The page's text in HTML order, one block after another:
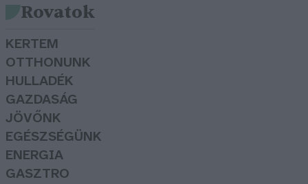
Rovatok
KERTEM
OTTHONUNK
HULLADÉK
GAZDASÁG
JÖVŐNK
EGÉSZSÉGÜNK
ENERGIA
GASZTRO